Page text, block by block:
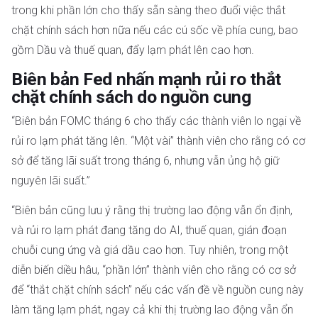
trong khi phần lớn cho thấy sẵn sàng theo đuổi việc thắt
chặt chính sách hơn nữa nếu các cú sốc về phía cung, bao
gồm Dầu và thuế quan, đẩy lạm phát lên cao hơn.
Biên bản Fed nhấn mạnh rủi ro thắt
chặt chính sách do nguồn cung
“Biên bản FOMC tháng 6 cho thấy các thành viên lo ngại về
rủi ro lạm phát tăng lên. “Một vài” thành viên cho rằng có cơ
sở để tăng lãi suất trong tháng 6, nhưng vẫn ủng hộ giữ
nguyên lãi suất.”
“Biên bản cũng lưu ý rằng thị trường lao động vẫn ổn định,
và rủi ro lạm phát đang tăng do AI, thuế quan, gián đoạn
chuỗi cung ứng và giá dầu cao hơn. Tuy nhiên, trong một
diễn biến diều hâu, “phần lớn” thành viên cho rằng có cơ sở
để “thắt chặt chính sách” nếu các vấn đề về nguồn cung này
làm tăng lạm phát, ngay cả khi thị trường lao động vẫn ổn